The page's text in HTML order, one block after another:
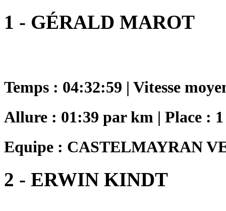
1 - GÉRALD MAROT
Temps : 04:32:59 | Vitesse
Allure : 01:39 par km | Place : 1
Equipe : CASTELMAYRAN
2 - ERWIN KINDT